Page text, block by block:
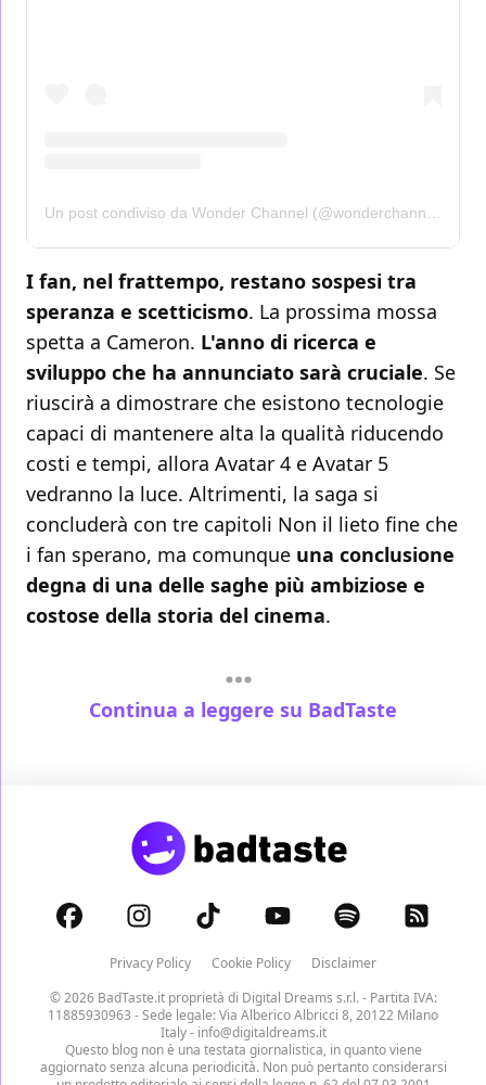
I fan, nel frattempo, restano sospesi tra
speranza e scetticismo. La prossima mossa
spetta a Cameron. L'anno di ricerca e
sviluppo che ha annunciato sarà cruciale. Se
riuscirà a dimostrare che esistono tecnologie
capaci di mantenere alta la qualità riducendo
costi e tempi, allora Avatar 4 e Avatar 5
vedranno la luce. Altrimenti, la saga si
concluderà con tre capitoli Non il lieto fine che
i fan sperano, ma comunque una conclusione
degna di una delle saghe più ambiziose e
costose della storia del cinema.
Continua a leggere su BadTaste
Privacy Policy Cookie Policy
Disclaimer
© 2026 BadTaste.it proprietà di Digital Dreams s.r.l.- Partita IVA:
11885930963 - Sede legale: Via Alberico Albricci 8, 20122 Milano
Italy - info@digitaldreams.it
Questo blog non è una testata giornalistica, in quanto viene
aggiornato senza alcuna periodicità. Non può pertanto considerarsi